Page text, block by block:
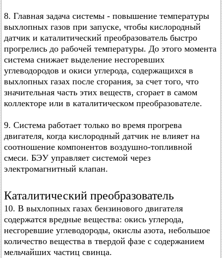
8. Главная задача системы - повышение температуры
выхлопных газов при запуске, чтобы кислородный
датчик и каталитический преобразователь быстро
прогрелись до рабочей температуры. До этого момента
система снижает выделение несгоревших
углеводородов и окиси углерода, содержащихся в
выхлопных газах после сгорания, за счет того, что
значительная часть этих веществ, сгорает в самом
коллекторе или в каталитическом преобразователе.
9. Система работает только во время прогрева
двигателя, когда кислородный датчик не влияет на
соотношение компонентов воздушно-топливной
смеси. БЭУ управляет системой через
электромагнитный клапан.
Каталитический преобразователь
10. В выхлопных газах бензинового двигателя
содержатся вредные вещества: окись углерода,
несгоревшие углеводороды, окислы азота, небольшое
количество вещества в твердой фазе с содержанием
мельчайших частиц свинца.